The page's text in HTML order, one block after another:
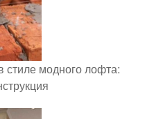
стиле модного лофта: